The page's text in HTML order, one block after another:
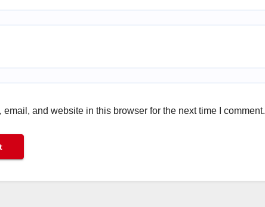
email, and website in this browser for the next time I comment.